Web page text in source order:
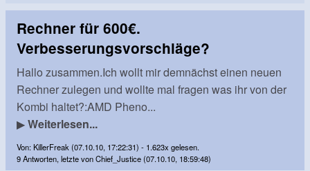
Rechner für 600€.
Verbesserungsvorschläge?
Hallo zusammen.Ich wollt mir demnächst einen neuen
Rechner zulegen und wollte mal fragen was ihr von der
Kombi haltet?:AMD Pheno...
▶Weiterlesen...
Von: KillerFreak (07.10.10, 17:22:31) - 1.623x gelesen.
9 Antworten, letzte von Chief_Justice (07.10.10, 18:59:48)